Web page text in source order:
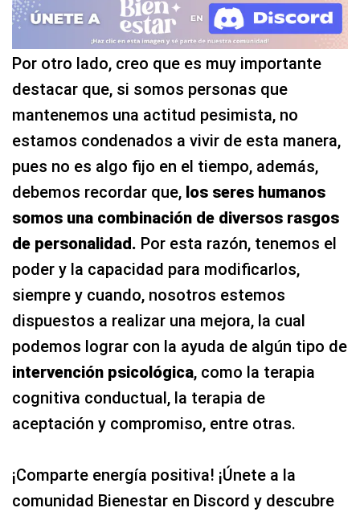
Por otro lado, creo que es muy importante
destacar que, si somos personas que
mantenemos una actitud pesimista, no
estamos condenados a vivir de esta manera,
pues no es algo fijo en el tiempo, además,
debemos recordar que, los seres humanos
somos una combinación de diversos rasgos
de personalidad. Por esta razón, tenemos el
poder y la capacidad para modificarlos,
siempre y cuando, nosotros estemos
dispuestos a realizar una mejora, la cual
podemos lograr con la ayuda de algún tipo de
intervención psicológica, como la terapia
cognitiva conductual, la terapia de
aceptación y compromiso, entre otras.
¡Comparte energía positiva! ¡Únete a la
comunidad Bienestar en Discord y descubre